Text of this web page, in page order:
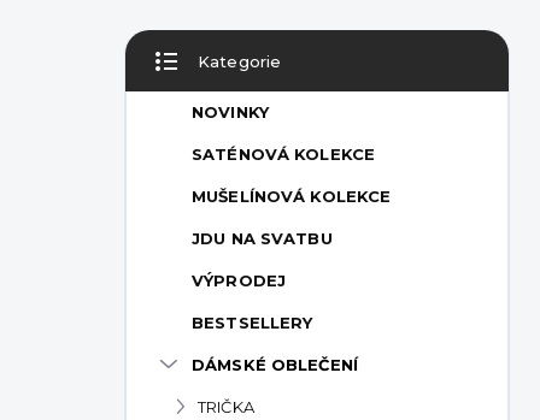
P
s
kategorie
Kategorie
NOVINKY
SATÉNOVÁ KOLEKCE
MUŠELÍNOVÁ KOLEKCE
JDU NA SVATBU
VÝPRODEJ
BESTSELLERY
DÁMSKÉ OBLEČENÍ
TRIČKA